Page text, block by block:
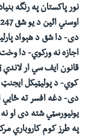
نور پاکستان په رنگه
دی- دا شق د هېواد
اجازه نه ورکوي- دا
قانون ایف سي ار لاندې
کوي- د پولیټیکل
دی-دغه افسرتهځايي
یونیورسټي شته دی او
په طرز کوم کاروباري